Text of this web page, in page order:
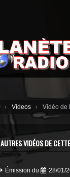
Videos Vidéo de
AUTRES VIDÉOS DE
Émission du 28/01/